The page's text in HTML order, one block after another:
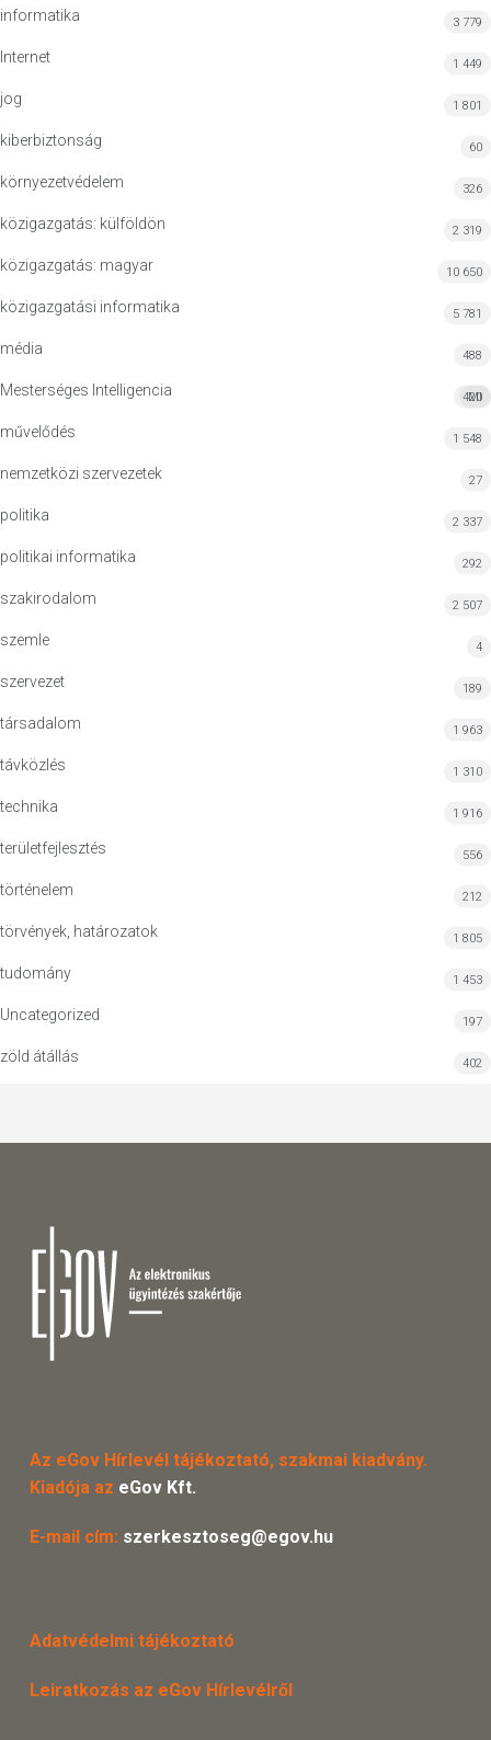
informatika 3 779
Internet 1 449
jog 1 801
kiberbiztonság 60
környezetvédelem 326
közigazgatás: külföldön 2 319
közigazgatás: magyar 10 650
közigazgatási informatika 5 781
média 488
Mesterséges Intelligencia MI
420
művelődés 1 548
nemzetközi szervezetek 27
politika 2 337
politikai informatika 292
szakirodalom 2 507
szemle 4
szervezet 189
társadalom 1 963
távközlés 1 310
technika 1 916
területfejlesztés 556
történelem 212
törvények, határozatok 1 805
tudomány 1 453
Uncategorized 197
zöld átállás 402
Az eGov Hírlevél tájékoztató, szakmai kiadvány.
Kiadója az eGov Kft.
E-mail cím: szerkesztoseg@egov.hu
Adatvédelmi tájékoztató
Leiratkozás az eGov Hírlevélről